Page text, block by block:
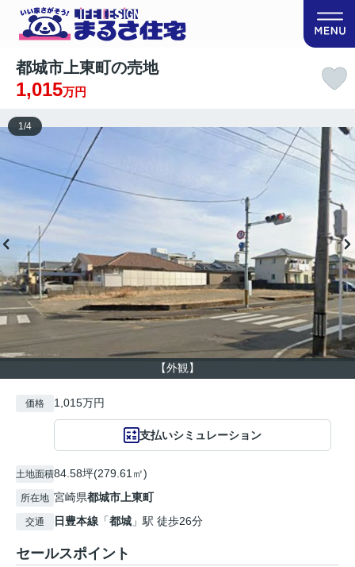
都城市上東町の売地
1,015万円
【外観】
1/4
価格 1,015万円
支払いシミュレーション
土地面積84.58坪(279.61㎡)
所在地 宮崎県都城市上東町
交通 日豊本線 「都城 」駅 徒歩26分
セールスポイント